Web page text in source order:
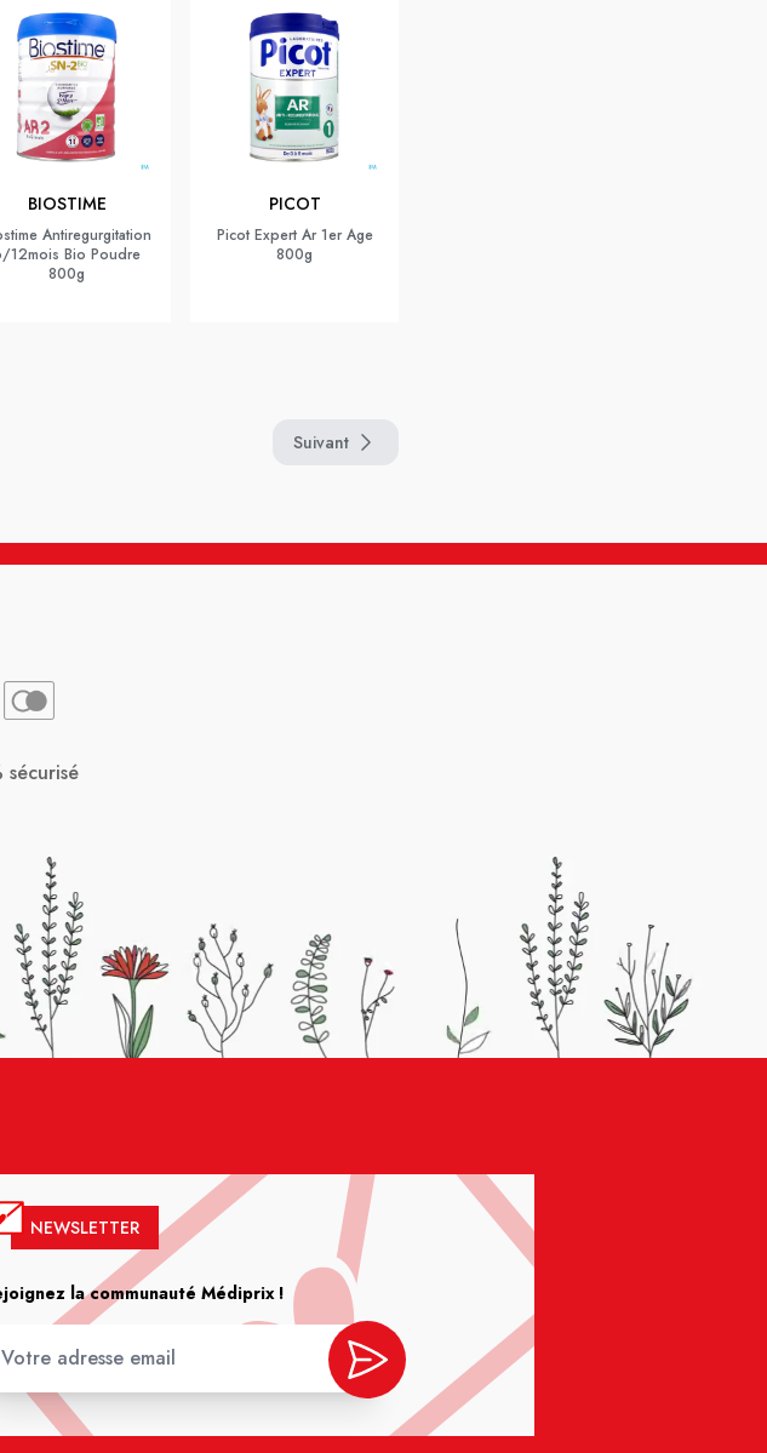
BIOSTIME
Antiregurgitation
12mois Bio Poudre
800g
PICOT
Picot Expert Ar 1er Age
800g
Suivant
sécurisé
NEWSLETTER
la communauté Médiprix !